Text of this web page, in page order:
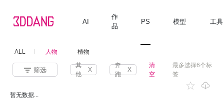
AI
作
品
PS 模型 工具
ALL 人物 植物
筛选
其
他
X
奔
跑
X
清
空
最多选择6个标
签
暂无数据...